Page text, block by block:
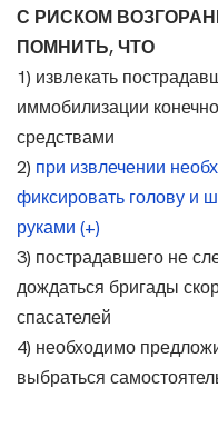
С РИСКОМ
ПОМНИТЬ, ЧТО
1) извлекать
иммобилизации
средствами
2) при извлечении
фиксировать голову и
руками (+)
3) пострадавшего не
дождаться бригады
спасателей
4) необходимо
выбраться